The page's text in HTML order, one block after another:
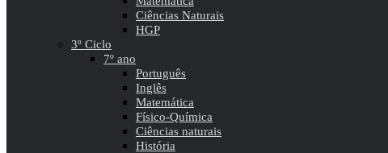
Ciências Naturais
HGP
3º Ciclo
7º ano
Português
Inglês
Matemática
Físico-Química
Ciências naturais
História